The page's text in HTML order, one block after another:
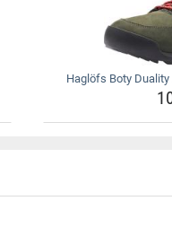
Haglöfs Boty